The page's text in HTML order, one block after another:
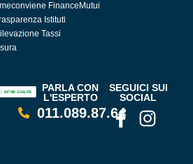
Finance
Istituti
Tassi
Mutui
PARLA CON
L'ESPERTO
011.089.87.64
SEGUICI SUI
SOCIAL